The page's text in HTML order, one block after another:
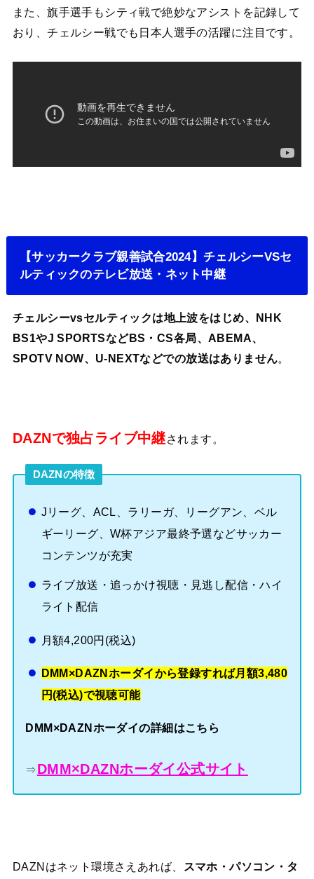
また、旗手選手もシティ戦で絶妙なアシストを記録して
おり、チェルシー戦でも日本人選手の活躍に注目です。
【サッカークラブ親善試合2024】チェルシーVSセ
ルティックのテレビ放送・ネット中継
チェルシーvsセルティックは地上波をはじめ、NHK
BS1やJ SPORTSなどBS・CS各局、ABEMA、
SPOTV NOW、U-NEXTなどでの放送はありません。
DAZNで独占ライブ中継されます。
DAZNの特徴
Jリーグ、ACL、ラリーガ、リーグアン、ベル
ギーリーグ、W杯アジア最終予選などサッカー
コンテンツが充実
ライブ放送・追っかけ視聴・見逃し配信・ハイ
ライト配信
月額4,200円(税込)
DMM×DAZNホーダイから登録すれば月額3,480
円(税込)で視聴可能
DMM×DAZNホーダイの詳細はこちら
⇒DMM×DAZNホーダイ公式サイト
DAZNはネット環境さえあれば、
スマホ・パソコン・タ